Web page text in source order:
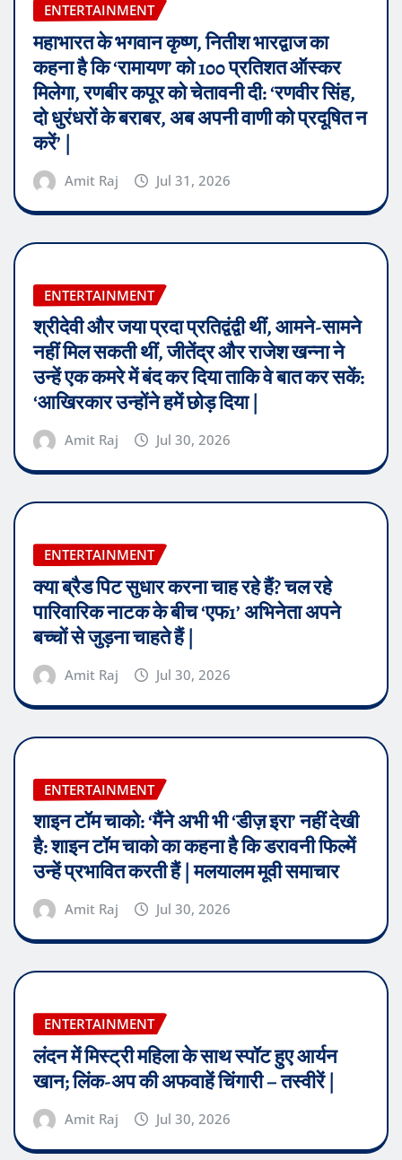
ENTERTAINMENT
महाभारत के भगवान कृष्ण, नितीश भारद्वाज का
कहना है कि ‘रामायण’ को 100 प्रतिशत ऑस्कर
मिलेगा, रणबीर कपूर को चेतावनी दी: ‘रणवीर सिंह,
दो धुरंधरों के बराबर, अब अपनी वाणी को प्रदूषित न
करें’ |
Amit Raj Jul 31, 2026
ENTERTAINMENT
श्रीदेवी और जया प्रदा प्रतिद्वंद्वी थीं, आमने-सामने
नहीं मिल सकती थीं, जीतेंद्र और राजेश खन्ना ने
उन्हें एक कमरे में बंद कर दिया ताकि वे बात कर सकें:
‘आखिरकार उन्होंने हमें छोड़ दिया |
Amit Raj Jul 30, 2026
ENTERTAINMENT
क्या ब्रैड पिट सुधार करना चाह रहे हैं? चल रहे
पारिवारिक नाटक के बीच ‘एफ1’ अभिनेता अपने
बच्चों से जुड़ना चाहते हैं |
Amit Raj Jul 30, 2026
ENTERTAINMENT
शाइन टॉम चाको: ‘मैंने अभी भी ‘डीज़ इरा’ नहीं देखी
है: शाइन टॉम चाको का कहना है कि डरावनी फिल्में
उन्हें प्रभावित करती हैं | मलयालम मूवी समाचार
Amit Raj Jul 30, 2026
ENTERTAINMENT
लंदन में मिस्ट्री महिला के साथ स्पॉट हुए आर्यन
खान; लिंक-अप की अफवाहें चिंगारी – तस्वीरें |
Amit Raj Jul 30, 2026